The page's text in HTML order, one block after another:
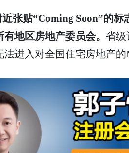
张贴“Coming Soon”的
地区房地产委员会。 省级
进入对全国住宅房地产的